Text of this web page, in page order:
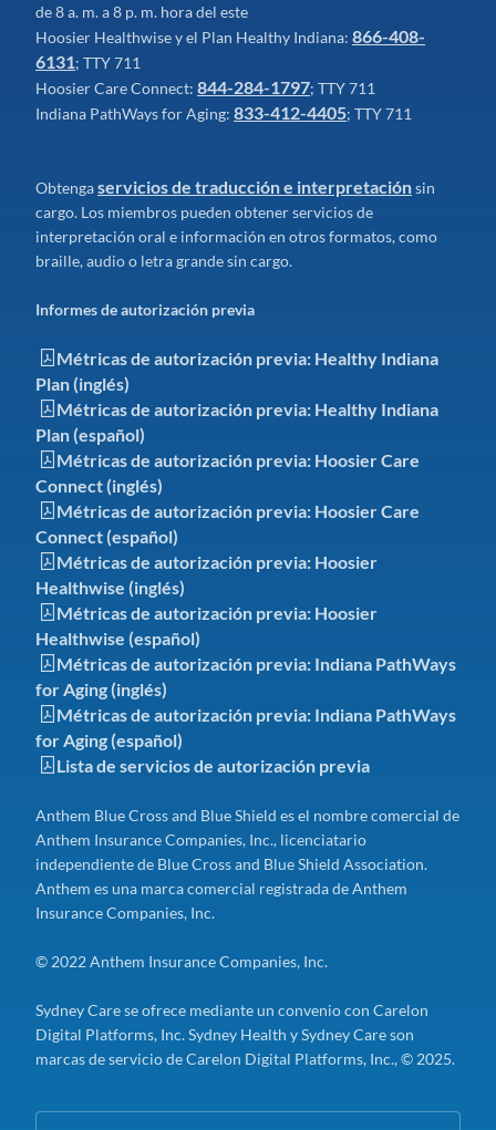
de 8 a. m. a 8 p. m. hora del este
Hoosier Healthwise y el Plan Healthy Indiana: 866-408-
6131; TTY 711
Hoosier Care Connect: 844-284-1797; TTY 711
Indiana PathWays for Aging: 833-412-4405; TTY 711
Obtengaservicios de traducción e interpretaciónsin
cargo. Los miembros pueden obtener servicios de
interpretación oral e información en otros formatos, como
braille, audio o letra grande sin cargo.
Informes de autorización previa
Métricas de autorización previa: Healthy Indiana
Plan (inglés)
Métricas de autorización previa: Healthy Indiana
Plan (español)
Métricas de autorización previa: Hoosier Care
Connect (inglés)
Métricas de autorización previa: Hoosier Care
Connect (español)
Métricas de autorización previa: Hoosier
Healthwise (inglés)
Métricas de autorización previa: Hoosier
Healthwise (español)
Métricas de autorización previa: Indiana PathWays
for Aging (inglés)
Métricas de autorización previa: Indiana PathWays
for Aging (español)
Lista de servicios de autorización previa
Anthem Blue Cross and Blue Shield es el nombre comercial de
Anthem Insurance Companies, Inc., licenciatario
independiente de Blue Cross and Blue Shield Association.
Anthem es una marca comercial registrada de Anthem
Insurance Companies, Inc.
© 2022 Anthem Insurance Companies, Inc.
Sydney Care se ofrece mediante un convenio con Carelon
Digital Platforms, Inc. Sydney Health y Sydney Care son
marcas de servicio de Carelon Digital Platforms, Inc., © 2025.